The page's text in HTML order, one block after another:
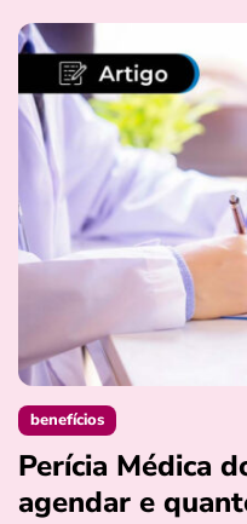
benefícios
Perícia Médica
agendar e